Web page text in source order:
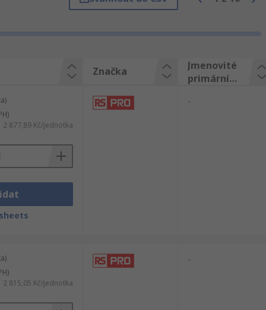
Najdete tam Napájecí zdroje a
Vás můžeme ujistit, že naše
RS. Spokojenost zákazníků je pro nás
montáž do panelu dorazila přístí den.
Značka
Jmenovité
primární
2 877,89 Kč/jednotka
-
2 815,05 Kč/jednotka
-